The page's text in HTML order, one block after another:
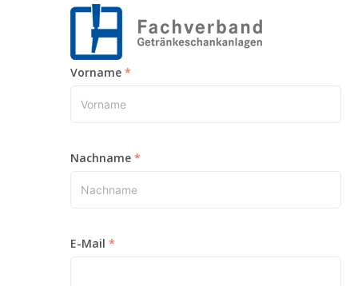
Vorname
Nachname
E-Mail